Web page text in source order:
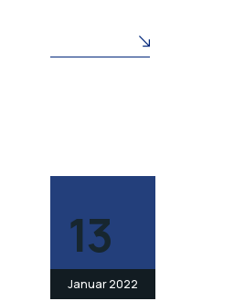
13
Januar 2022